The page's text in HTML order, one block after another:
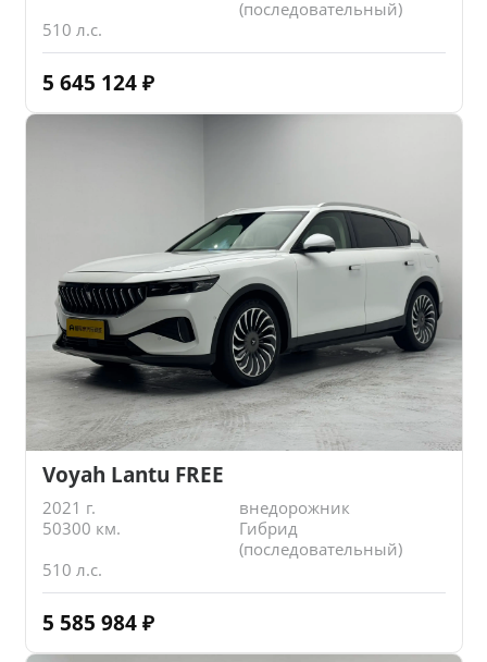
(последовательный)
510 л.с.
5 645 124 ₽
Voyah Lantu FREE
2021 г.
внедорожник
50300 км.
Гибрид
(последовательный)
510 л.с.
5 585 984 ₽